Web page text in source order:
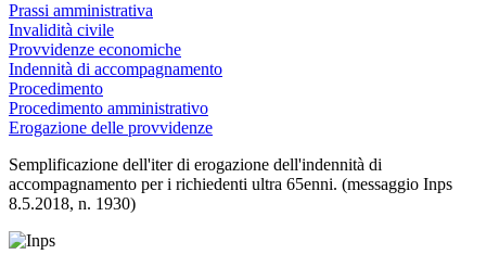
Prassi amministrativa
Invalidità civile
Provvidenze economiche
Indennità di accompagnamento
Procedimento
Procedimento amministrativo
Erogazione delle provvidenze
Semplificazione dell'iter di erogazione dell'indennità di
accompagnamento per i richiedenti ultra 65enni. (messaggio Inps
8.5.2018, n. 1930)